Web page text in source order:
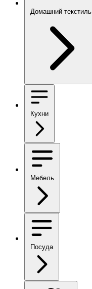
Домашний текстиль
Кухни
Мебель
Посуда